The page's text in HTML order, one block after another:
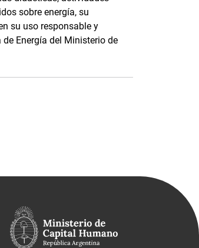
sobre energía, su
su uso responsable y
Energía del Ministerio de